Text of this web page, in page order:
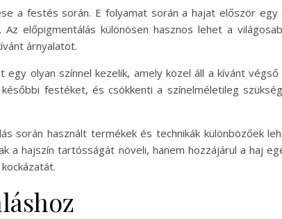
a festés során. E folyamat során a hajat először egy
előpigmentálás különösen hasznos lehet a
árnyalatot.
olyan színnel kezelik, amely közel áll a kívánt
festéket, és csökkenti a színelméletileg
során használt termékek és technikák különbözőek
a hajszín tartósságát növeli, hanem hozzájárul a haj